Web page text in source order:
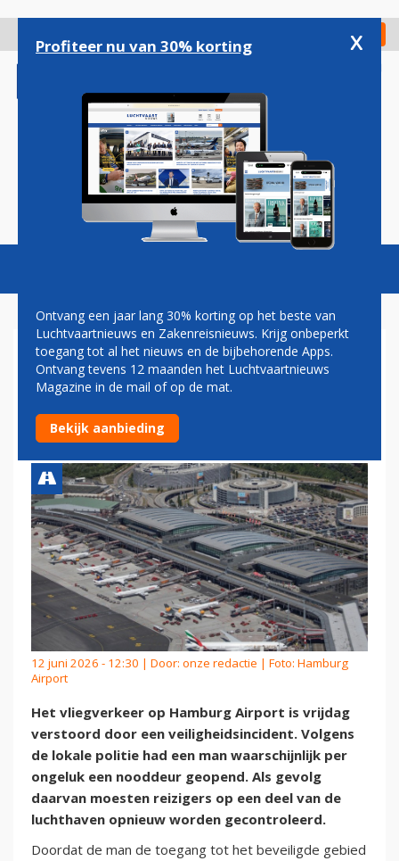
gaan
Check in
Magazine Podcasts Vacatures
VLIEGVERKEER HAMBURG
AIRPORT VERSTOORD DOOR
INCIDENT MET NOODDEUR
12 juni 2026 - 12:30 | Door: onze redactie | Foto: Hamburg
Airport
Het vliegverkeer op Hamburg Airport is vrijdag
verstoord door een veiligheidsincident. Volgens
de lokale politie had een man waarschijnlijk per
ongeluk een nooddeur geopend. Als gevolg
daarvan moesten reizigers op een deel van de
luchthaven opnieuw worden gecontroleerd.
Doordat de man de toegang tot het beveiligde gebied
Profiteer nu van 30% korting x
Ontvang een jaar lang 30% korting op het beste van
Luchtvaartnieuws en Zakenreisnieuws. Krijg onbeperkt
toegang tot al het nieuws en de bijbehorende Apps.
Ontvang tevens 12 maanden het Luchtvaartnieuws
Magazine in de mail of op de mat.
Bekijk aanbieding